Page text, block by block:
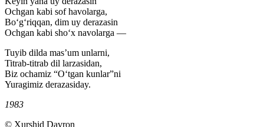
Ochgan kabi sof havolarga,
Boʻgʻriqqan, dim uy derazasin
Ochgan kabi shoʻx navolarga —
Tuyib dilda masʼum unlarni,
Titrab-titrab dil larzasidan,
Biz ochamiz “Oʻtgan kunlar”ni
Yuragimiz derazasiday.
1983
© Xurshid Davron